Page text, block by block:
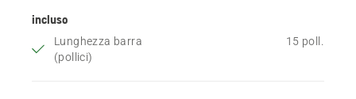
incluso
Lunghezza barra
(pollici)
15 poll.